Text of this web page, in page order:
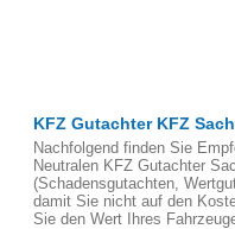
KFZ Gutachter KFZ
Nachfolgend finden Sie
Neutralen KFZ Gutachter
(Schadensgutachten,
damit Sie nicht auf den
Sie den Wert Ihres